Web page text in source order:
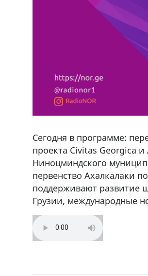
Сегодня в программе:
проекта Civitas Georgica
Ниноцминдского
первенство Ахалкалаки
поддерживают развитие
Грузии, международные